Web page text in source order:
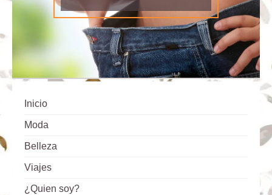
Inicio
Moda
Belleza
Viajes
¿Quien soy?